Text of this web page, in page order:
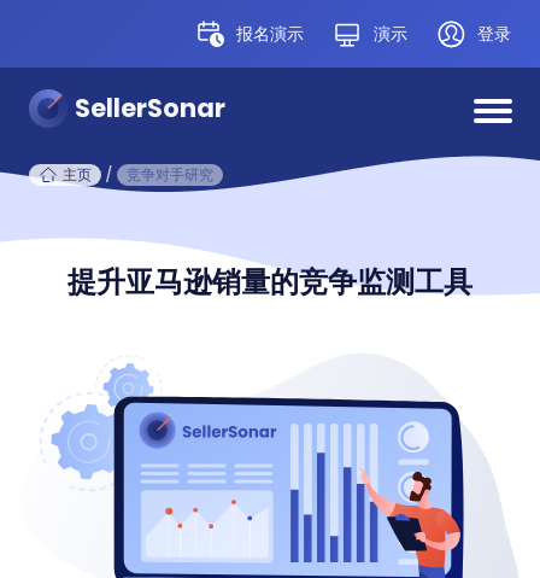
报名演示 演示 登录
SellerSonar
主页 / 竞争对手研究
提升亚马逊销量的竞争监测工具